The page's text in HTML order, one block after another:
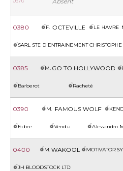
0380 F. OCTEVILLE LE HAVRE
SARL STE D'ENTRAINEMENT
0385 M. GO TO HOLLYWOOD
Barberot Racheté
0390 M. FAMOUS WOLF
Fabre Vendu Alessandro
0400 M.WAKOOL MOTIVATOR
JH BLOODSTOCK LTD